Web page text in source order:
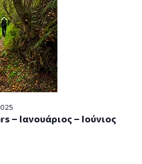
– Ιανουάριος – Ιούνιος